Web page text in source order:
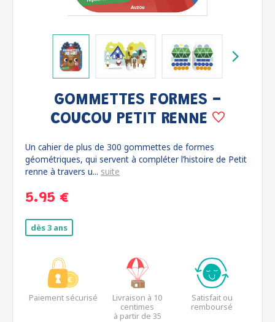
GOMMETTES FORMES -
COUCOU PETIT RENNE
Un cahier de plus de 300 gommettes de formes
géométriques, qui servent à compléter l’histoire de Petit
renne à travers u... suite
5.95 €
dès 3 ans
Paiement sécurisé
Livraison à 10
centimes
à partir de 35
Satisfait ou
remboursé